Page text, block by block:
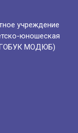
учреждение
юношеская
(ГОБУК МОДЮБ)